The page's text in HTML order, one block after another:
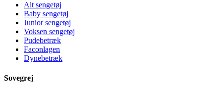
Alt sengetøj
Baby sengetøj
Junior sengetøj
Voksen sengetøj
Pudebetræk
Faconlagen
Dynebetræk
Sovegrej